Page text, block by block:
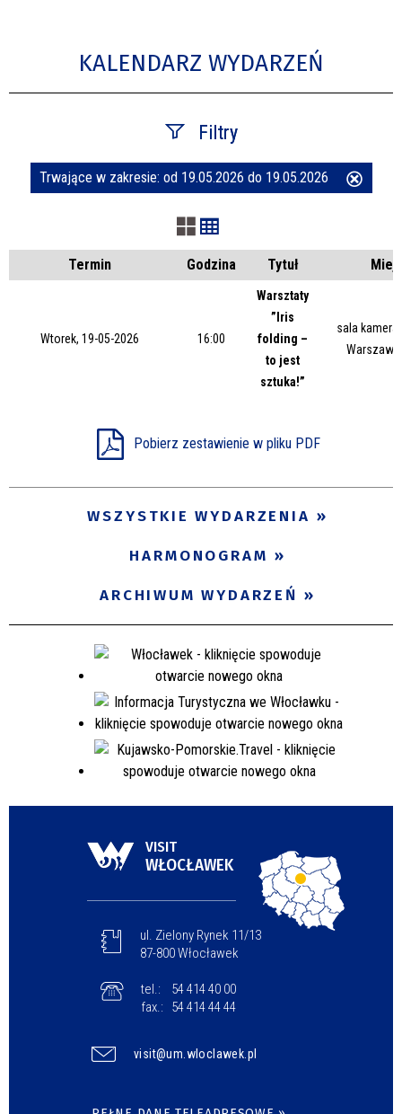
KALENDARZ WYDARZEŃ
Filtry
Szukana fraza
Kategoria
Trwające w zakresie: od 19.05.2026 do 19.05.2026
Termin Godzina Tytuł
Wtorek, 19-05-2026 16:00
Warsztaty
”Iris
folding –
to jest
sztuka!”
sala
Pobierz zestawienie w pliku PDF
WSZYSTKIE WYDARZENIA
HARMONOGRAM
ARCHIWUM WYDARZEŃ
VISIT
WŁOCŁAWEK
ul. Zielony Rynek 11/13
87-800 Włocławek
tel.:
54 414 40 00
fax.:
54 414 44 44
visit@um.wloclawek.pl